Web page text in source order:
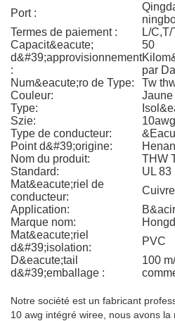
Port :
Termes de paiement :
L/
Capacit&eacute;
d&#39;approvisionnement
:
50
par
Num&eacute;ro de Type:
Tw
Couleur:
Jaune
Type:
Szie:
10awg
Type de conducteur:
Point d&#39;origine:
Nom du produit:
THW
Standard:
UL 83
Mat&eacute;riel de
conducteur:
Cuivre
Application:
Marque nom:
Mat&eacute;riel
d&#39;isolation:
PVC
D&eacute;tail
d&#39;emballage :
100
Notre société est un fabricant
10 awg intégré wiree, nous avons la